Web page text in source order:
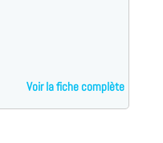
Voir la fiche complète